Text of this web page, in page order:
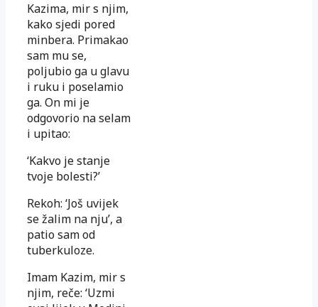
Kazima, mir s njim,
kako sjedi pored
minbera. Primakao
sam mu se,
poljubio ga u glavu
i ruku i poselamio
ga. On mi je
odgovorio na selam
i upitao:
‘Kakvo je stanje
tvoje bolesti?’
Rekoh: ‘Još uvijek
se žalim na nju’, a
patio sam od
tuberkuloze.
Imam Kazim, mir s
njim, reče: ‘Uzmi